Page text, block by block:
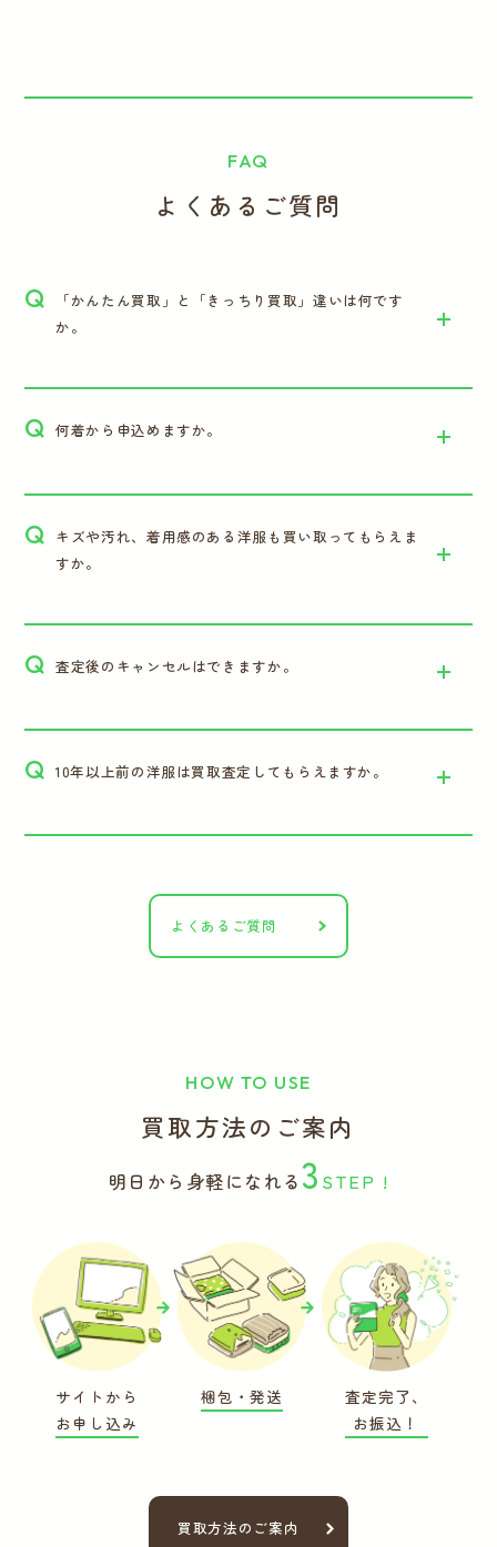
FAQ
よくあるご質問
Q
「かんたん買取」と「きっちり買取」違いは何です
か。
Q 何着から申込めますか。
Q キズや汚れ、着用感のある洋服も買い取ってもらえま
すか。
Q 査定後のキャンセルはできますか。
Q 10年以上前の洋服は買取査定してもらえますか。
よくあるご質問
HOW TO USE
買取方法のご案内
明日から身軽になれる 3 STEP !
サイトから
お申し込み
梱包・発送
査定完了、
お振込！
買取方法のご案内